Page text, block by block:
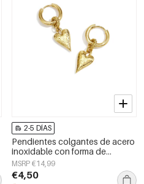
2-5 DÍAS
Pendientes colgantes de acero
inoxidable con forma de
corazón, sencillos, de la serie
Daily Simple, joyería para mujer.
MSRP €14,99
€4,50